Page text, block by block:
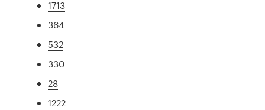
1713
364
532
330
28
1222